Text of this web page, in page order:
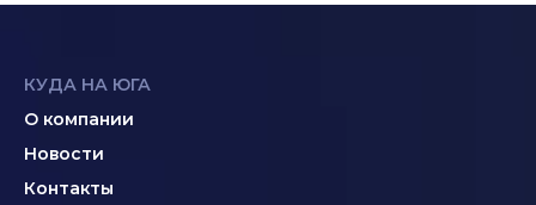
КУДА НА ЮГА
О компании
Новости
Контакты